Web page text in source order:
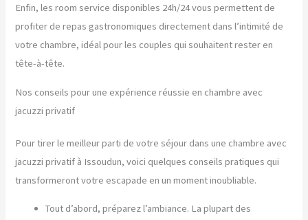
Enfin, les room service disponibles 24h/24 vous permettent de
profiter de repas gastronomiques directement dans l’intimité de
votre chambre, idéal pour les couples qui souhaitent rester en
tête-à-tête.
Nos conseils pour une expérience réussie en chambre avec
jacuzzi privatif
Pour tirer le meilleur parti de votre séjour dans une chambre avec
jacuzzi privatif à Issoudun, voici quelques conseils pratiques qui
transformeront votre escapade en un moment inoubliable.
Tout d’abord, préparez l’ambiance. La plupart des